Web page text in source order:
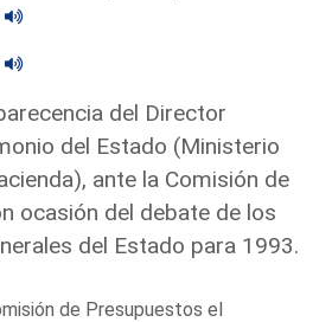
del Director
del Estado (Ministerio
ante la Comisión de
ocasión del debate de los
del Estado para 1993.
de Presupuestos el